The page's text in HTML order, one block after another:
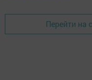
Перейти на